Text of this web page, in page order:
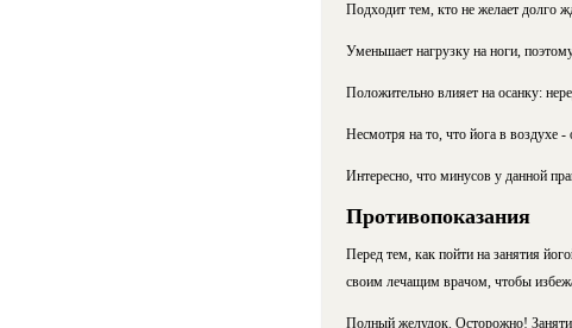
Подходит тем, кто не желает долго
Уменьшает нагрузку на ноги,
Положительно влияет на осанку:
Несмотря на то, что йога в воздухе -
Интересно, что минусов у данной
Противопоказания
Перед тем, как пойти на занятия
своим лечащим врачом, чтобы
Полный желудок. Осторожно!